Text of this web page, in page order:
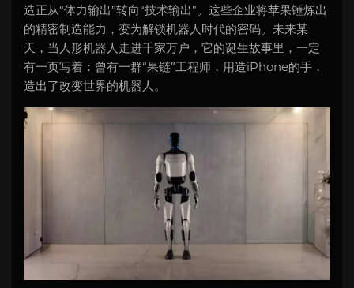
造正从“体力输出”转向“技术输出”。这些企业将苹果锤炼出
的精密制造能力，变为解锁机器人时代的密码。未来某
天，当人形机器人走进千家万户，它的诞生故事里，一定
有一页写着：曾有一群“果链”工程师，用造iPhone的手，
造出了改变世界的机器人。